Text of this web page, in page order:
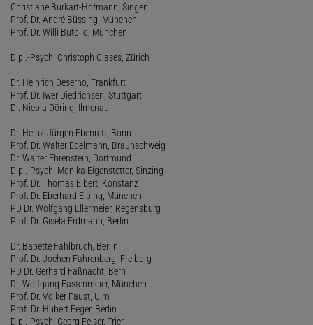
Christiane Burkart-Hofmann, Singen
Prof. Dr. André Büssing, München
Prof. Dr. Willi Butollo, München
Dipl.-Psych. Christoph Clases, Zürich
Dr. Heinrich Deserno, Frankfurt
Prof. Dr. Iwer Diedrichsen, Stuttgart
Dr. Nicola Döring, Ilmenau
Dr. Heinz-Jürgen Ebenrett, Bonn
Prof. Dr. Walter Edelmann, Braunschweig
Dr. Walter Ehrenstein, Dortmund
Dipl.-Psych. Monika Eigenstetter, Sinzing
Prof. Dr. Thomas Elbert, Konstanz
Prof. Dr. Eberhard Elbing, München
PD Dr. Wolfgang Ellermeier, Regensburg
Prof. Dr. Gisela Erdmann, Berlin
Dr. Babette Fahlbruch, Berlin
Prof. Dr. Jochen Fahrenberg, Freiburg
PD Dr. Gerhard Faßnacht, Bern
Dr. Wolfgang Fastenmeier, München
Prof. Dr. Volker Faust, Ulm
Prof. Dr. Hubert Feger, Berlin
Dipl.-Psych. Georg Felser, Trier